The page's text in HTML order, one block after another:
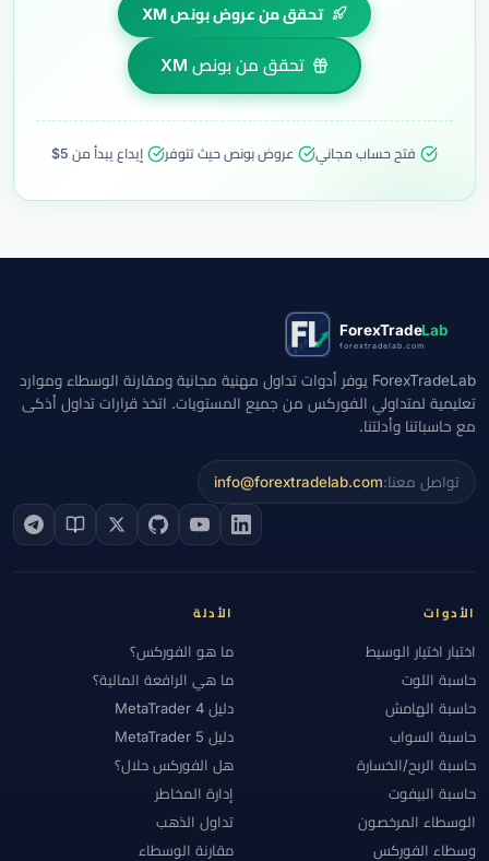
تحقق من عروض بونص XM
تحقق من بونص XM
فتح حساب مجاني عروض بونص حيث تتوفر إيداع يبدأ من 5$
ForexTradeLab
forextradelab.com
ForexTradeLab يوفر أدوات تداول مهنية مجانية ومقارنة الوسطاء وموارد
تعليمية لمتداولي الفوركس من جميع المستويات. اتخذ قرارات تداول أذكى
مع حاسباتنا وأدلتنا.
تواصل معنا:info@forextradelab.com
الأدوات
اختبار اختيار الوسيط
حاسبة اللوت
حاسبة الهامش
حاسبة السواب
حاسبة الربح/الخسارة
حاسبة البيفوت
الوسطاء المرخصون
وسطاء الفوركس
الأدلة
ما هو الفوركس؟
ما هي الرافعة المالية؟
دليل MetaTrader 4
دليل MetaTrader 5
هل الفوركس حلال؟
إدارة المخاطر
تداول الذهب
مقارنة الوسطاء